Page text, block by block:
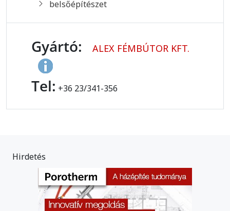
belsőépítészet
Gyártó: ALEX FÉMBÚTOR KFT.
Tel: +36 23/341-356
Hirdetés